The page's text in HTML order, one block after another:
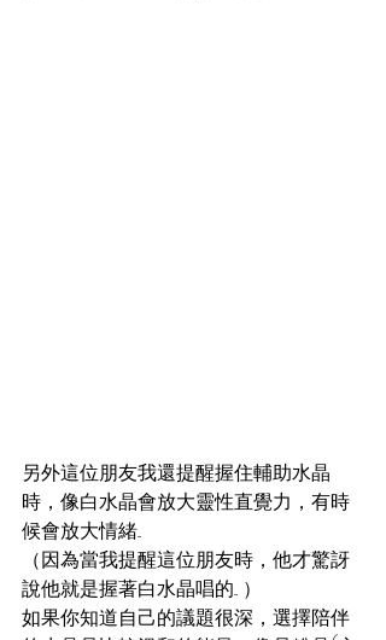
另外這位朋友我還提醒握住輔助水晶
時，像白水晶會放大靈性直覺力，有時
候會放大情緒...
（因為當我提醒這位朋友時，他才驚訝
說他就是握著白水晶唱的... ）
如果你知道自己的議題很深，選擇陪伴